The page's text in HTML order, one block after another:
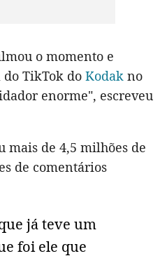
o momento e
TikTok do Kodak no
enorme", escreveu
mais de 4,5 milhões de
de comentários
já teve um
foi ele que